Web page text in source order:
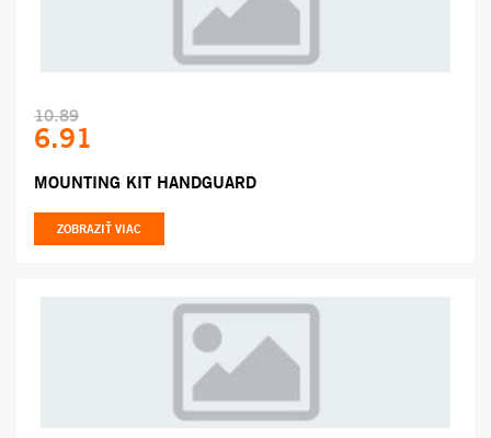
10.89
6.91
MOUNTING KIT HANDGUARD
ZOBRAZIŤ VIAC